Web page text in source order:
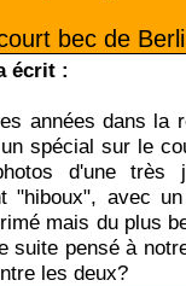
bec de
écrit :
années dans la
spécial sur le
d'une très
"hiboux", avec
mais du plus
suite pensé à
les deux?